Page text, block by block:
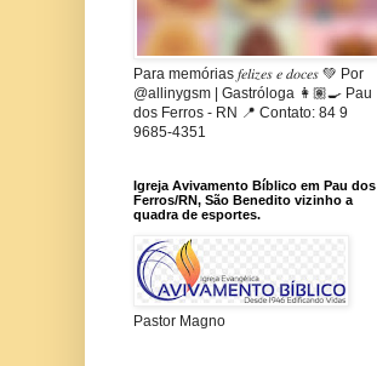
Para memórias 𝑓𝑒𝑙𝑖𝑧𝑒𝑠 𝑒 𝑑𝑜𝑐𝑒𝑠 💚 Por
@allinygsm | Gastróloga 👩🏽‍🍳 Pau
dos Ferros - RN 📍 Contato: 84 9
9685-4351
Igreja Avivamento Bíblico em Pau dos
Ferros/RN, São Benedito vizinho a
quadra de esportes.
Pastor Magno